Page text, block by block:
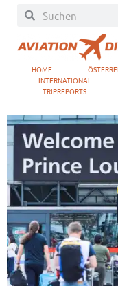
HOME
INTERNATIONAL
TRIPREPORTS